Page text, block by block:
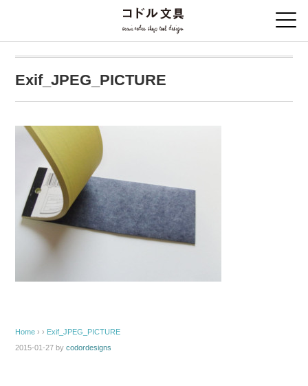
Exif_JPEG_PICTURE
Home › › Exif_JPEG_PICTURE
2015-01-27 bycodordesigns